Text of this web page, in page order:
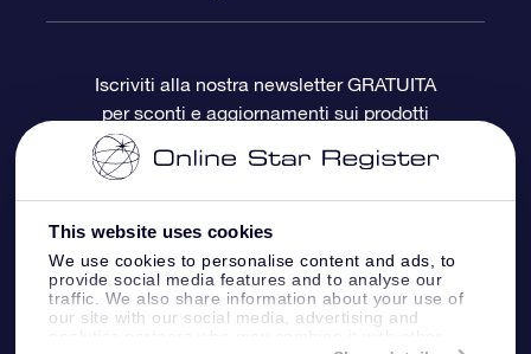
This website uses cookies
We use cookies to personalise content and ads, to
provide social media features and to analyse our
traffic. We also share information about your use of
our site with our social media, advertising and
OSR Recensioni
Gift Card OSR
Doni aziendali
Star Page personalizzata
One Million Stars
OSR Starsaver
App VR ‘Fly me to the stars’
Informazioni di Pagamento
Politica di reso
Costellazioni
Iscriviti alla nostra newsletter GRATUITA
per sconti e aggiornamenti sui prodotti